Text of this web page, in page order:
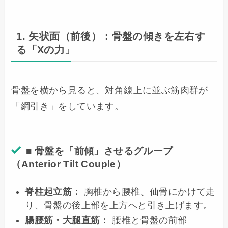
1. 矢状面（前後）：骨盤の傾きを左右す
る「Xの力」
骨盤を横から見ると、対角線上に並ぶ筋肉群が
「綱引き」をしています。
■ 骨盤を「前傾」させるグループ
（Anterior Tilt Couple）
脊柱起立筋：
胸椎から腰椎、仙骨にかけて走
り、骨盤の後上部を上方へと引き上げます。
腸腰筋・大腿直筋：
腰椎と骨盤の前部